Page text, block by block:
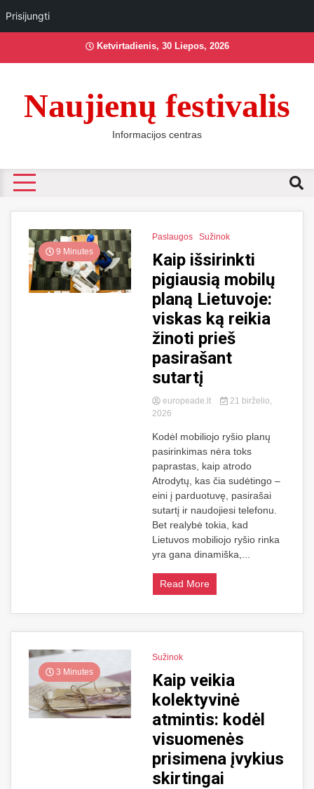
Prisijungti
Ketvirtadienis, 30 Liepos, 2026
Naujienų festivalis
Informacijos centras
9 Minutes
Paslaugos Sužinok
Kaip išsirinkti
pigiausią mobilų
planą Lietuvoje:
viskas ką reikia
žinoti prieš
pasirašant
sutartį
europeade.lt
21 birželio,
2026
Kodėl mobiliojo ryšio planų
pasirinkimas nėra toks
paprastas, kaip atrodo
Atrodytų, kas čia sudėtingo –
eini į parduotuvę, pasirašai
sutartį ir naudojiesi telefonu.
Bet realybė tokia, kad
Lietuvos mobiliojo ryšio rinka
yra gana dinamiška,...
Read More
3 Minutes
Sužinok
Kaip veikia
kolektyvinė
atmintis: kodėl
visuomenės
prisimena įvykius
skirtingai